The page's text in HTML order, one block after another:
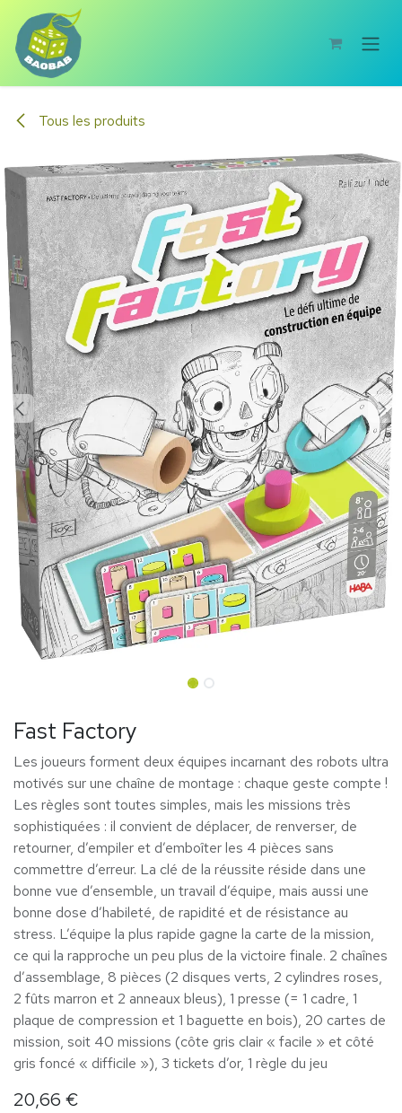
Se rendre au contenu
Tous les produits
Fast Factory
Les joueurs forment deux équipes incarnant des robots ultra
motivés sur une chaîne de montage : chaque geste compte !
Les règles sont toutes simples, mais les missions très
sophistiquées : il convient de déplacer, de renverser, de
retourner, d’empiler et d’emboîter les 4 pièces sans
commettre d’erreur. La clé de la réussite réside dans une
bonne vue d’ensemble, un travail d’équipe, mais aussi une
bonne dose d’habileté, de rapidité et de résistance au
stress. L’équipe la plus rapide gagne la carte de la mission,
ce qui la rapproche un peu plus de la victoire finale. 2 chaînes
d’assemblage, 8 pièces (2 disques verts, 2 cylindres roses,
2 fûts marron et 2 anneaux bleus), 1 presse (= 1 cadre, 1
plaque de compression et 1 baguette en bois), 20 cartes de
mission, soit 40 missions (côte gris clair « facile » et côté
gris foncé « difficile »), 3 tickets d’or, 1 règle du jeu
20,66 €